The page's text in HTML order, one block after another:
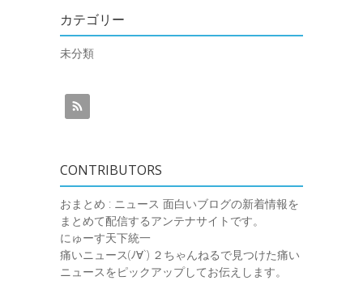
カテゴリー
未分類
CONTRIBUTORS
おまとめ : ニュース 面白いブログの新着情報を
まとめて配信するアンテナサイトです。
にゅーす天下統一
痛いニュース(ﾉ∀`) ２ちゃんねるで見つけた痛い
ニュースをピックアップしてお伝えします。